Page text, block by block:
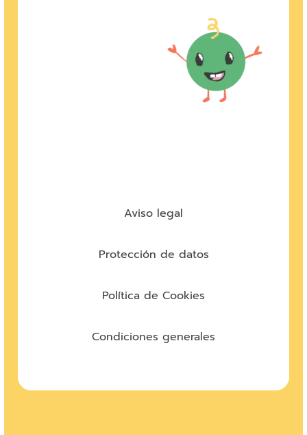
Aviso legal
Protección de datos
Política de Cookies
Condiciones generales